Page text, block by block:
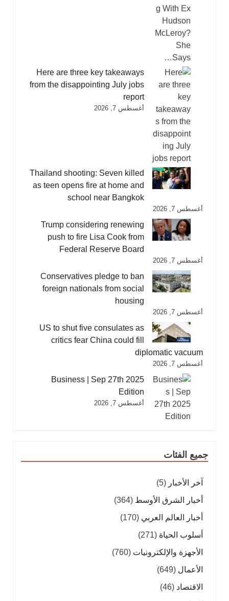
Here are three key takeaways
from the disappointing July jobs
report
أغسطس 7, 2026
Thailand shooting: Seven killed
as teen opens fire at home and
school near Bangkok
أغسطس 7, 2026
Trump considering renewing
push to fire Lisa Cook from
Federal Reserve Board
أغسطس 7, 2026
Conservatives pledge to ban
foreign nationals from social
housing
أغسطس 7, 2026
US to shut five consulates as
critics fear China could fill
diplomatic vacuum
أغسطس 7, 2026
Business | Sep 27th 2025
Edition
أغسطس 7, 2026
جميع الفئات
آخر الأخبار (5)
أخبار الشرق الأوسط (364)
أخبار العالم العربي (170)
أسلوب الحياة (271)
الأجهزة والإلكترونيات (760)
الأعمال (649)
الاقتصاد (46)